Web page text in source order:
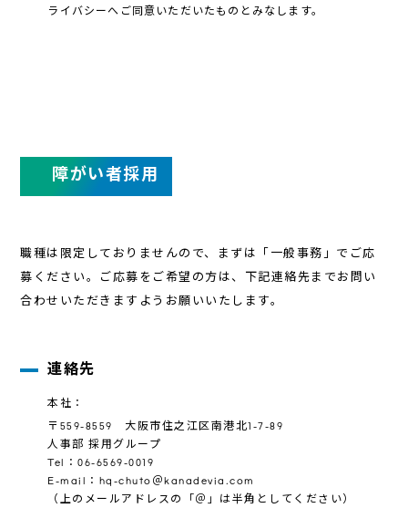
ライバシーへご同意いただいたものとみなします。
障がい者採用
職種は限定しておりませんので、まずは「一般事務」でご応
募ください。
ご応募をご希望の方は、下記連絡先までお問い
合わせいただきますようお願いいたします。
連絡先
本社：
〒559-8559 大阪市住之江区南港北1-7-89
人事部 採用グループ
Tel：06-6569-0019
E-mail：hq-chuto＠kanadevia.com
（上のメールアドレスの「＠」は半角としてください）